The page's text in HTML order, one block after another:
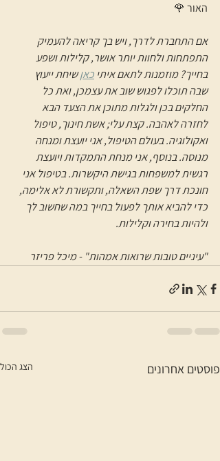
האור 🌹
אם התחברת לדרך, ויש בך קריאה להעמיק
התפתחות ולחוות יותר אושר, קלילות ושפע
בחייך? מוזמנות לתאם איתי כאן שיחת ייעוץ
שבה תוכלו לפגוש שוב את עצמכן, ואת כל
החלקים בכן ולגלות מתוכן את הצעד הבא
לחזרה לאהבה. קצת עלי; אשת חינוך, טיפול
ואקולוגיה. בעולם הטיפול, אני יועצת ומנחה
מנוסה. בנוסף, אני מנחת התמקדות ויועצת
רגשית למשפחות בגישת היקשרות. בטיפול אני
חונכת דרך שפת השאלה, ותקשורת לא אלימה,
כדי להביא אותך לפעול בחייך במה שחשוב לך
ולהיות בחירה וקלילות.
"עיניים טובות שרואות אמהות" - מיכל פריזר
פוסטים אחרונים הצג הכול